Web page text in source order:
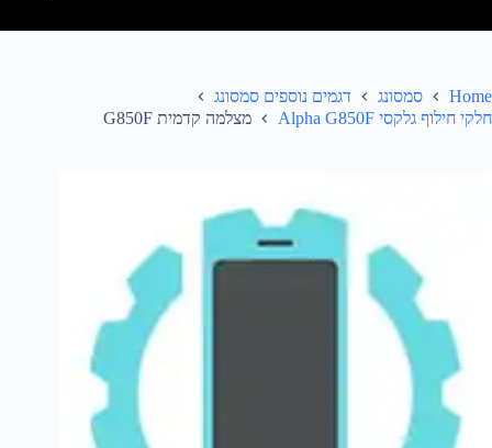
Home סמסונג
דגמים נוספים סמסונג
חלקי חילוף גלקסי Alpha G850F
מצלמה קדמית G850F